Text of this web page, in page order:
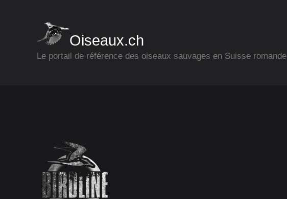
Oiseaux.ch
Le portail de référence des oiseaux sauvages en Suisse romande